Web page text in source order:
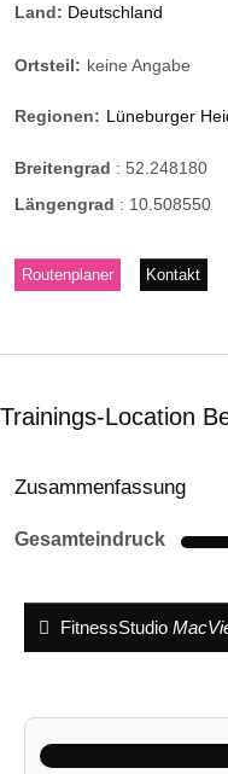
Land: Deutschland
Ortsteil: keine Angabe
Regionen: Lüneburger
Breitengrad : 52.248180
Längengrad : 10.508550
Routenplaner Kontakt
Trainings-Location
Zusammenfassung
Gesamteindruck
FitnessStudio